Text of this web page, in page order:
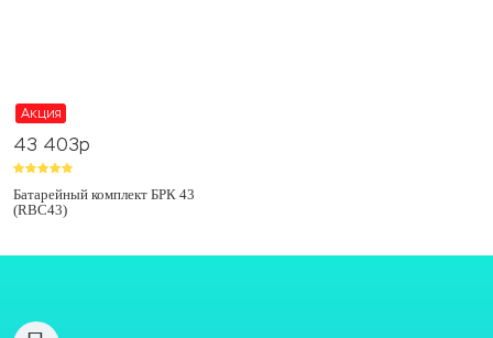
Акция
43 403p
Батарейный комплект БРК 43
(RBC43)